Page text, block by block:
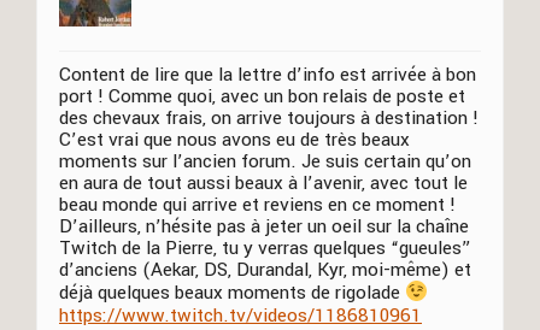
Content de lire que la lettre d’info est arrivée à bon
port ! Comme quoi, avec un bon relais de poste et
des chevaux frais, on arrive toujours à destination !
C’est vrai que nous avons eu de très beaux
moments sur l’ancien forum. Je suis certain qu’on
en aura de tout aussi beaux à l’avenir, avec tout le
beau monde qui arrive et reviens en ce moment !
D’ailleurs, n’hésite pas à jeter un oeil sur la chaîne
Twitch de la Pierre, tu y verras quelques “gueules”
d’anciens (Aekar, DS, Durandal, Kyr, moi-même) et
déjà quelques beaux moments de rigolade
https://www.twitch.tv/videos/1186810961